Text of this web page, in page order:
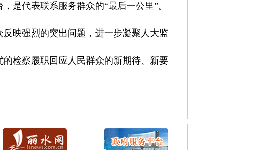
是代表联系服务群众的“最后一公里”。
映强烈的突出问题，进一步凝聚人大监
检察履职回应人民群众的新期待、新要